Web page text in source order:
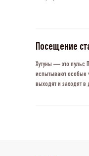
Посещение
Хутуны — это пульс
испытывают особые
выходят и заходят